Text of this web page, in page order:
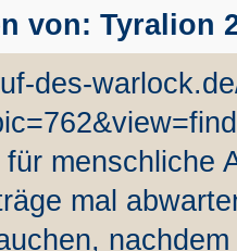
von: Tyralion
des-
menschliche
mal